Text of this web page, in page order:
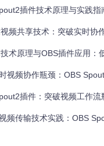
程：
据传输路径缩短了60%，延
了CPU参与数据复制过程。
插件技术原理与实践指南：构建
频共享技术：突破实时协作瓶颈
原理与OBS插件应用：低延迟视频
协作瓶颈：OBS Spout2插件的低延迟传
插件：突破视频工作流瓶颈的3大技术
传输技术实践：OBS Spout2插件在跨